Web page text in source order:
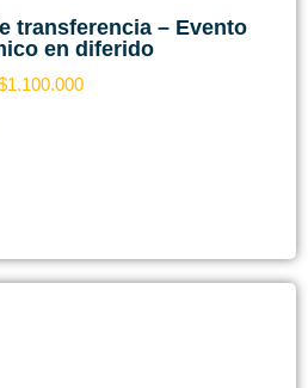
transferencia – Evento
en diferido
1.100.000